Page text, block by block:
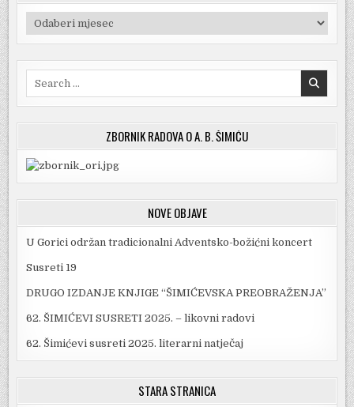
Arhiva
ZBORNIK RADOVA O A. B. ŠIMIĆU
NOVE OBJAVE
U Gorici održan tradicionalni Adventsko-božićni koncert
Susreti 19
DRUGO IZDANJE KNJIGE “ŠIMIĆEVSKA PREOBRAŽENJA”
62. ŠIMIĆEVI SUSRETI 2025. – likovni radovi
62. Šimićevi susreti 2025. literarni natječaj
STARA STRANICA